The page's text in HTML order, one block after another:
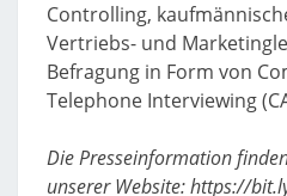
Controlling,
Vertriebs- und
Befragung in Form von
Telephone Interviewing
Die Presseinformation
unserer Website: https://